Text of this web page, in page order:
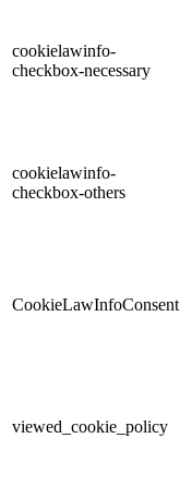
cookielawinfo-
checkbox-necessary
cookielawinfo-
checkbox-others
CookieLawInfoConsent
viewed_cookie_policy